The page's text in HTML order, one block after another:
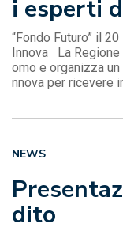
i esperti
“Fondo Futuro” il
Innova La
omo e organizza
nnova per ricevere
dito
NEWS